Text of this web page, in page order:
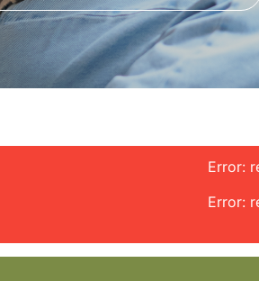
Error:
Error: